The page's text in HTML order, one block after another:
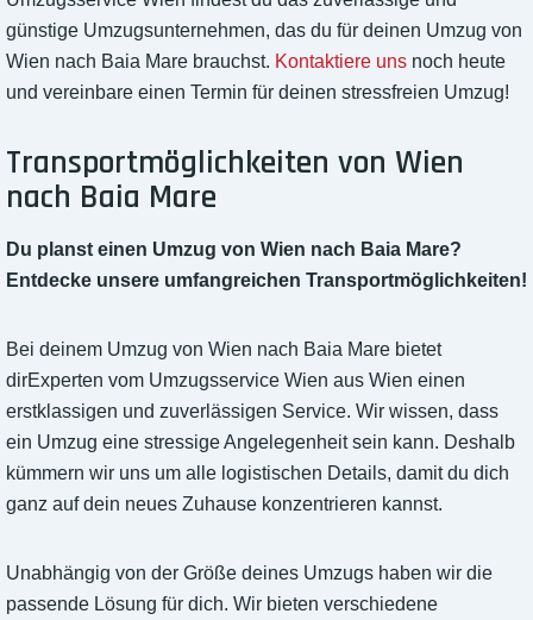
günstige Umzugsunternehmen, das du für deinen Umzug von
Wien nach Baia Mare brauchst. Kontaktiere uns noch heute
und vereinbare einen Termin für deinen stressfreien Umzug!
Transportmöglichkeiten von Wien
nach Baia Mare
Du planst einen Umzug von Wien nach Baia Mare?
Entdecke unsere umfangreichen Transportmöglichkeiten!
Bei deinem Umzug von Wien nach Baia Mare bietet
dirExperten vom Umzugsservice Wien aus Wien einen
erstklassigen und zuverlässigen Service. Wir wissen, dass
ein Umzug eine stressige Angelegenheit sein kann. Deshalb
kümmern wir uns um alle logistischen Details, damit du dich
ganz auf dein neues Zuhause konzentrieren kannst.
Unabhängig von der Größe deines Umzugs haben wir die
passende Lösung für dich. Wir bieten verschiedene